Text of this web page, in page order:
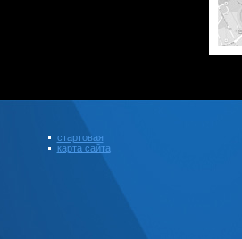
стартовая
карта сайта